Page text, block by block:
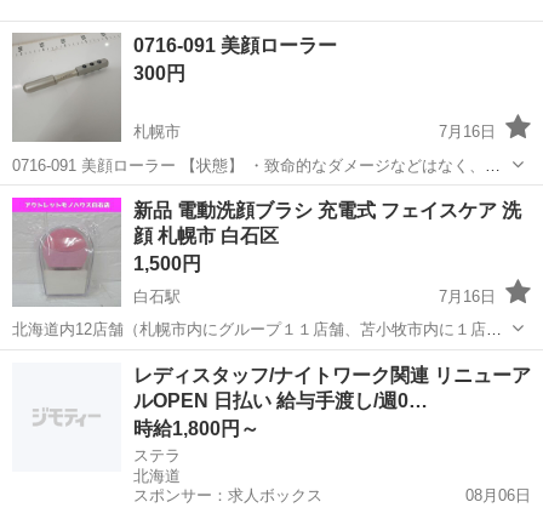
0716-091 美顔ローラー
300円
札幌市
7月16日
0716-091 美顔ローラー 【状態】 ・致命的なダメージなどはなく、ま
だまだ使える商品です ・詳細は現地でご確認ください ・お値引きは出
来かねますのでご了承願います ※中古品のため、状態についてはご理
解...
北海道 札幌市 美容家電 ローラー
新品 電動洗顔ブラシ 充電式 フェイスケア 洗
顔 札幌市 白石区
1,500円
白石駅
7月16日
北海道内12店舗（札幌市内にグループ１１店舗、苫小牧市内に１店
舗） 総合リサイクルショップ ★ユーズドグッズマーケット★ アウト
レットモノハウス白石店です。 ☆新品 電動洗顔ブラシ 充電式 フェイ
白石駅 美容家電
レディスタッフ/ナイトワーク関連 リニューア
ルOPEN 日払い 給与手渡し/週0…
時給1,800円～
ステラ
北海道
スポンサー：求人ボックス
08月06日